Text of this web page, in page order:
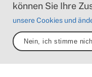
können Sie Ihre
unsere Cookies und
Nein, ich stimme